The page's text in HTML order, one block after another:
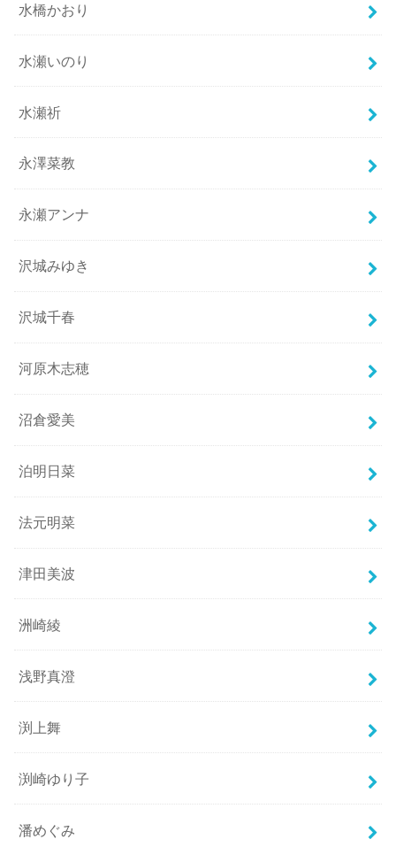
水橋かおり
水瀬いのり
水瀬祈
永澤菜教
永瀬アンナ
沢城みゆき
沢城千春
河原木志穂
沼倉愛美
泊明日菜
法元明菜
津田美波
洲崎綾
浅野真澄
渕上舞
渕崎ゆり子
潘めぐみ